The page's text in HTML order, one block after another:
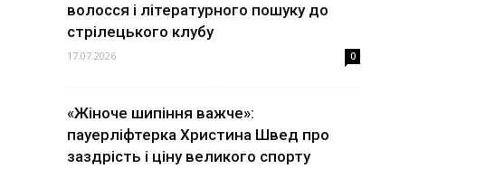
волосся і літературного пошуку до
стрілецького клубу
17.07.2026 0
«Жіноче шипіння важче»:
пауерліфтерка Христина Швед про
заздрість і ціну великого спорту